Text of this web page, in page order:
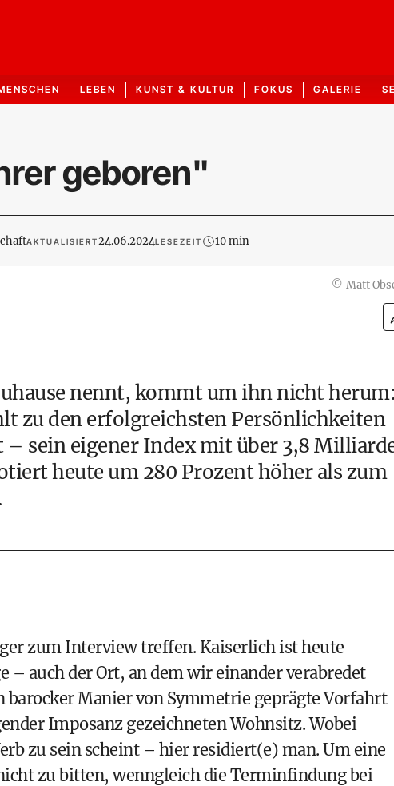
LEBEN KUNST & KULTUR FOKUS GALERIE
geboren"
AKTUALISIERT24.06.2024LESEZEIT 10 min
© Matt
nennt, kommt um ihn nicht
zu den erfolgreichsten Persönlichkeiten
sein eigener Index mit über 3,8
heute um 280 Prozent höher als zum
zum Interview treffen. Kaiserlich ist heute
– auch der Ort, an dem wir einander verabredet
barocker Manier von Symmetrie geprägte Vorfahrt
Imposanz gezeichneten Wohnsitz. Wobei
zu sein scheint – hier residiert(e) man. Um eine
zu bitten, wenngleich die Terminfindung bei